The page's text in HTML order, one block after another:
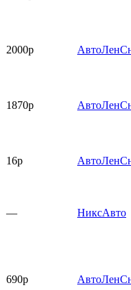
2000р
1870р
16р
— НиксАвто
690р